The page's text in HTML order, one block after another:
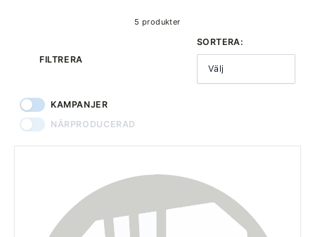
5 produkter
FILTRERA
SORTERA:
Välj
KAMPANJER
NÄRPRODUCERAD